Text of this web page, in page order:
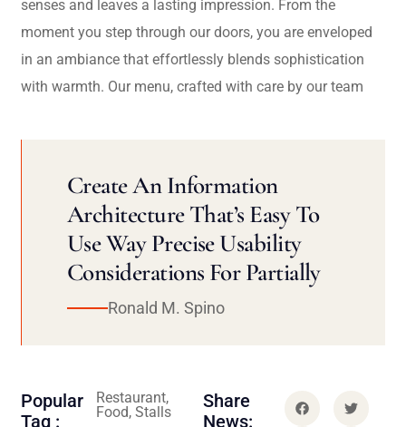
senses and leaves a lasting impression. From the
moment you step through our doors, you are enveloped
in an ambiance that effortlessly blends sophistication
with warmth. Our menu, crafted with care by our team
Create An Information
Architecture That’s Easy To
Use Way Precise Usability
Considerations For Partially
Ronald M. Spino
Popular
Tag :
Restaurant,
Food, Stalls
Share
News: